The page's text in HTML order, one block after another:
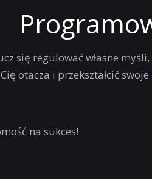
się regulować własne
otacza i przekształcić
na sukces!